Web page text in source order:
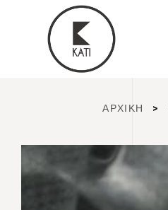
ΑΡΧΙΚΉ >